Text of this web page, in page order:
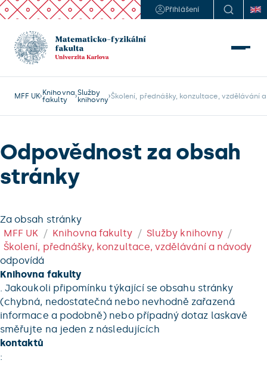
Přihlášení
MFF UK Knihovna
fakulty
Služby
knihovny Školení, přednášky, konzultace, vzdělávání
Odpovědnost za obsah
stránky
Za obsah stránky
MFF UK
Knihovna fakulty
Služby knihovny
Školení, přednášky, konzultace, vzdělávání a návody
odpovídá
Knihovna fakulty
. Jakoukoli připomínku týkající se obsahu stránky
(chybná, nedostatečná nebo nevhodně zařazená
informace a podobně) nebo případný dotaz laskavě
směřujte na jeden z následujících
kontaktů
: